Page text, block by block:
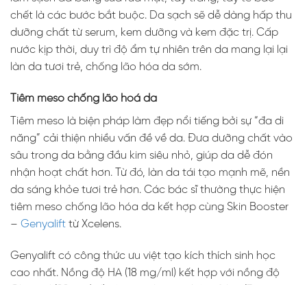
chết là các bước bắt buộc. Da sạch sẽ dễ dàng hấp thu
dưỡng chất từ serum, kem dưỡng và kem đặc trị. Cấp
nước kịp thời, duy trì độ ẩm tự nhiên trên da mang lại lại
làn da tươi trẻ, chống lão hóa da sớm.
Tiêm meso chống lão hoá da
Tiêm meso là biện pháp làm đẹp nổi tiếng bởi sự “đa di
năng” cải thiện nhiều vấn đề về da. Đưa dưỡng chất vào
sâu trong da bằng đầu kim siêu nhỏ, giúp da dễ đón
nhận hoạt chất hơn. Từ đó, làn da tái tạo mạnh mẽ, nền
da sáng khỏe tươi trẻ hơn. Các bác sĩ thường thực hiện
tiêm meso chống lão hóa da kết hợp cùng Skin Booster
– Genyalift từ Xcelens.
Genyalift có công thức ưu việt tạo kích thích sinh học
cao nhất. Nồng độ HA (18 mg/ml) kết hợp với nồng độ